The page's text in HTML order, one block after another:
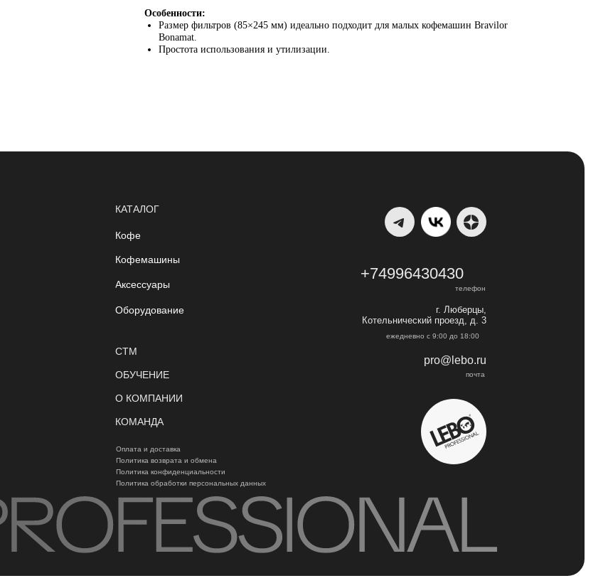
Особенности:
Размер фильтров (85×245 мм) идеально подходит для малых кофемашин Bravilor
Bonamat.
Простота использования и утилизации.
обучение
о компании
+74996430430
ежедневно с 9:00 до 18:00
почта
телефон
г. Люберцы,
Котельнический проезд, д. 3
pro@lebo.ru
Оборудование
Аксессуары
Кофемашины
Кофе
КОМАНДА
О КОМПАНИИ
ОБУЧЕНИЕ
CTM
КАТАЛОГ
Политика обработки персональных данных
Политика конфиденциальности
Политика возврата и обмена
Оплата и доставка